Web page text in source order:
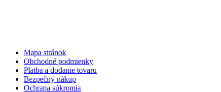
Mapa stránok
Obchodné podmienky
Platba a dodanie tovaru
Bezpečný nákup
Ochrana súkromia